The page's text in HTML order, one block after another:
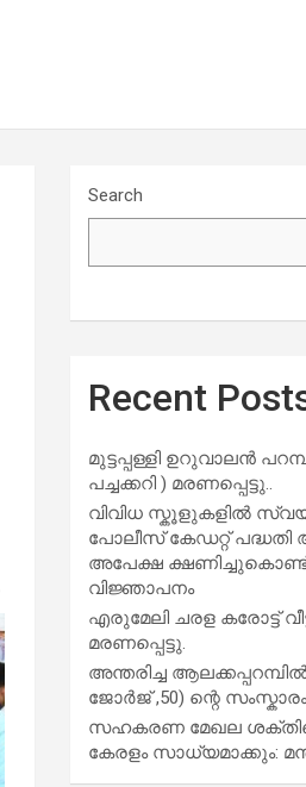
Search
Recent
മുട്ടപ്പള്ളി ഉറുവാലൻ
പച്ചക്കറി ) മരണപ്പെട്ടു..
വിവിധ സ്കൂളുകളില്‍
പോലീസ് കേഡറ്റ് പദ്ധതി
അപേക്ഷ
വിജ്ഞാപനം
എരുമേലി ചരള കരോട്ട്
മരണപ്പെട്ടു.
അന്തരിച്ച
ജോർജ് ,50) ന്റെ
സഹകരണ മേഖല
കേരളം സാധ്യമാക്കും: